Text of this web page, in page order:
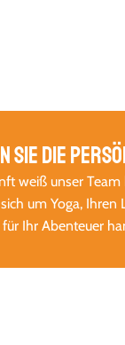
Sie die
weiß unser Team
um Yoga, Ihren
Ihr Abenteuer